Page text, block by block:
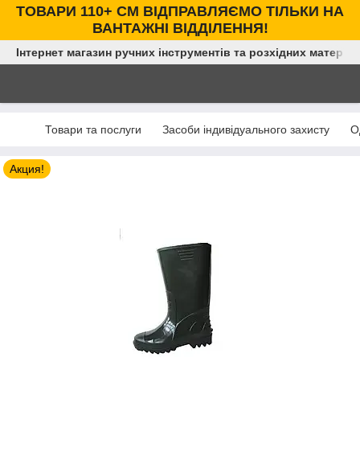
ТОВАРИ 110+ СМ ВІДПРАВЛЯЄМО ТІЛЬКИ НА
ВАНТАЖНІ ВІДДІЛЕННЯ!
Інтернет магазин ручних інструментів та розхідних
Товари та послуги Засоби індивідуального захисту
Акция!